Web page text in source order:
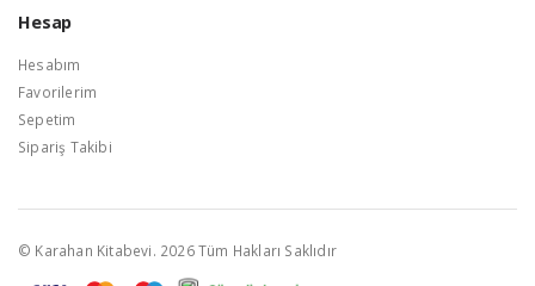
Hesap
Hesabım
Favorilerim
Sepetim
Sipariş Takibi
© Karahan Kitabevi. 2026 Tüm Hakları Saklıdır